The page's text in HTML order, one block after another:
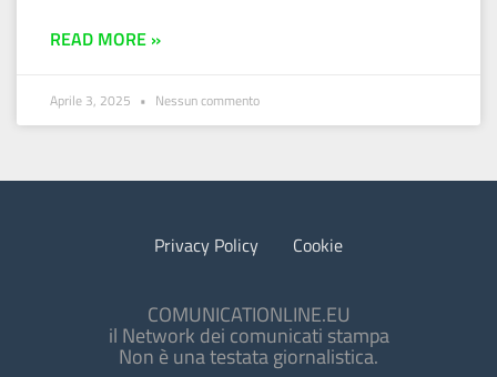
READ MORE »
Aprile 3, 2025 Nessun commento
Privacy Policy Cookie
COMUNICATIONLINE.EU
il Network dei comunicati stampa
Non è una testata giornalistica.